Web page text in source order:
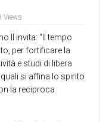
Views
II invita: “Il tempo
per fortificare la
e studi di libera
si affina lo spirito
la reciproca